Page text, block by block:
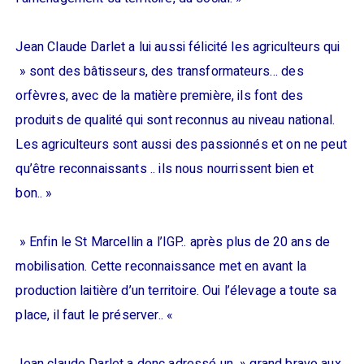
Jean Claude Darlet a lui aussi félicité les agriculteurs qui
» sont des bâtisseurs, des transformateurs… des
orfèvres, avec de la matière première, ils font des
produits de qualité qui sont reconnus au niveau national.
Les agriculteurs sont aussi des passionnés et on ne peut
qu’être reconnaissants .. ils nous nourrissent bien et
bon.. »
» Enfin le St Marcellin a l’IGP.. après plus de 20 ans de
mobilisation. Cette reconnaissance met en avant la
production laitière d’un territoire. Oui l’élevage a toute sa
place, il faut le préserver.. «